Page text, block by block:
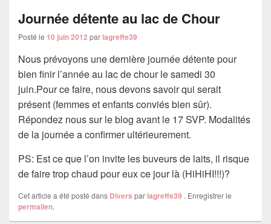
Journée détente au lac de Chour
Posté le 10 juin 2012 par lagreffe39
Nous prévoyons une dernière journée détente pour
bien finir l’année au lac de chour le samedi 30
juin.Pour ce faire, nous devons savoir qui serait
présent (femmes et enfants conviés bien sûr).
Répondez nous sur le blog avant le 17 SVP. Modalités
de la journée a confirmer ultérieurement.
PS: Est ce que l’on invite les buveurs de laits, il risque
de faire trop chaud pour eux ce jour là (HiHiHI!!!)?
Cet article a été posté dans Divers par lagreffe39 . Enregistrer le
permalien.